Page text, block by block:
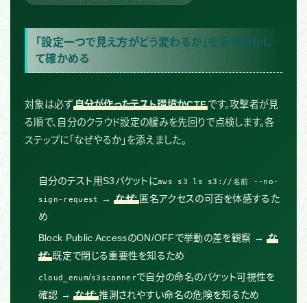
「設定一つで見え方がどう変わるか」を手を動かし
て確かめる
対象は必ず自分が作ったテスト環境かCTFです。攻撃者が見
る順で、自分のクラウド設定の緩みを先回りで点検します。各
ステップに「なぜやるか」を添えました。
自分のテスト用S3バケットにaws s3 ls s3://名前 --no-
sign-request →なぜ: 匿名アクセスの可否を体感するた
め
Block Public AccessのON/OFFで挙動の差を観察 →な
ぜ:既定で閉じる重要性を知るため
cloud_enum/s3scannerで自分の命名のバケット可視性を
確認 →なぜ:推測されやすい命名の危険を知るため